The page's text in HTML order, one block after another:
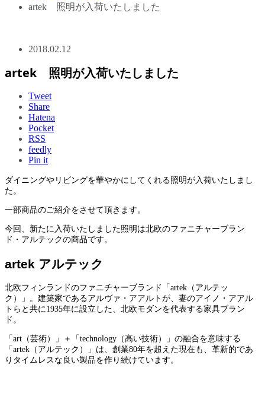
artek 照明が入荷いたしました
2018.02.12
artek 照明が入荷いたしました
Tweet
Share
Hatena
Pocket
RSS
feedly
Pin it
ダイニングやリビングを華やかにしてくれる照明が入荷いたしまし
た。
一部商品のご紹介をさせて頂きます。
今回、新たに入荷いたしました照明は北欧のファニチャーブラン
ド・アルテックの商品です。
artek アルテック
北欧フィンランドのファニチャーブランド「artek（アルテッ
ク）」。建築家であるアルヴァ・アアルトが、妻のアイノ・アアル
トらと共に1935年に設立した、北欧モダンを代表する家具ブラン
ド。
「art（芸術）」＋「technology（高い技術）」の融合を意味する
「artek（アルテック）」は、創業80年を超えた現在も、革新的であ
りタイムレスな良い製品を作り続けています。